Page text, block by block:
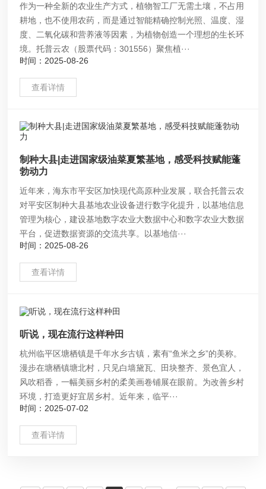
作为一种全新的农业生产方式，植物智工厂无需土壤，不占用
耕地，也不使用农药，而是通过智能精确控制光照、温度、湿
度、二氧化碳和营养液等因素，为植物创造一个理想的生长环
境。托普云农（股票代码：301556）聚焦植···
时间：2025-08-26
查看详情
制种大县|走进国家级油菜夏繁基地，感受科技赋能蓬
勃动力
近年来，海东市平安区加快现代高原种业发展，联合托普云农
对平安区制种大县基地农业设备进行数字化提升，以基地信息
管理为核心，建设基地数字农业大数据中心和数字农业大数据
平台，促进数据资源的交流共享。以基地信···
时间：2025-08-26
查看详情
听说，现在流行这样种田
杭州临平区塘栖镇是千年水乡古镇，素有“鱼米之乡”的美称。
漫步在塘栖镇塘北村，只见白墙黛瓦、田块整齐、景色宜人，
风吹稻香，一幅美丽乡村的柔美画卷铺展在眼前。为改善乡村
环境，打造更好宜居乡村。近年来，临平···
时间：2025-07-02
查看详情